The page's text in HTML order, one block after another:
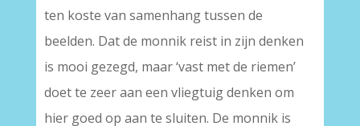
ten koste van samenhang tussen de
beelden. Dat de monnik reist in zijn denken
is mooi gezegd, maar ‘vast met de riemen’
doet te zeer aan een vliegtuig denken om
hier goed op aan te sluiten. De monnik is